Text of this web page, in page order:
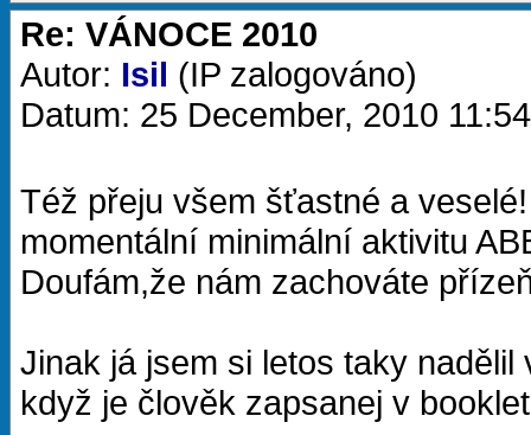
Re: VÁNOCE 2010
Autor: Isil (IP zalogováno)
Datum: 25 December, 2010 11:54
Též přeju všem šťastné a
momentální minimální aktivitu
Doufám,že nám zachováte
Jinak já jsem si letos taky
když je člověk zapsanej v